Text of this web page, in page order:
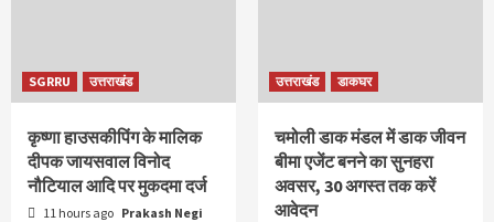
SGRRU उत्तराखंड
कृष्णा हाउसकीपिंग के मालिक
दीपक जायसवाल विनोद
नौटियाल आदि पर मुकदमा दर्ज
11 hours ago Prakash Negi
उत्तराखंड डाकघर
चमोली डाक मंडल में डाक जीवन
बीमा एजेंट बनने का सुनहरा
अवसर, 30 अगस्त तक करें
आवेदन